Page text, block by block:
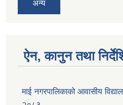
अन्य
ऐन, कानुन तथा
माई नगरपालिकाको आवासीय